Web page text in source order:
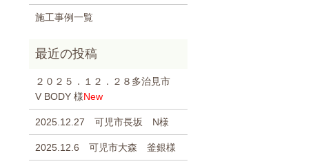
施工事例一覧
２０２５．１２．２８多治見市
V BODY 様New
2025.12.27 可児市長坂 N様
2025.12.6 可児市大森 釜銀様